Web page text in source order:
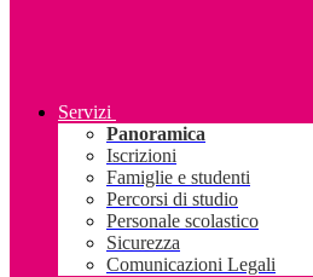
Servizi
Panoramica
Iscrizioni
Famiglie e studenti
Percorsi di studio
Personale scolastico
Sicurezza
Comunicazioni Legali